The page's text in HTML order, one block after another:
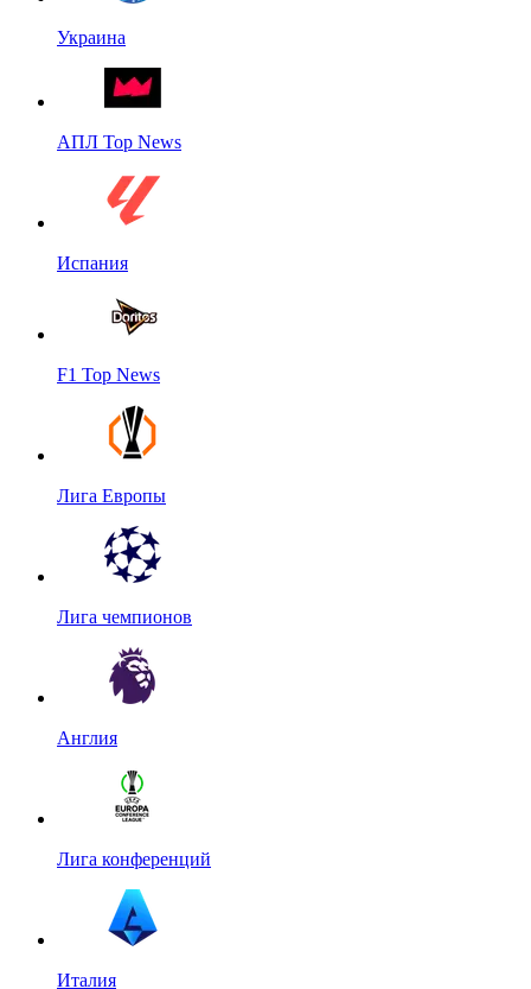
Украина
АПЛ Top News
Испания
F1 Top News
Лига Европы
Лига чемпионов
Англия
Лига конференций
Италия